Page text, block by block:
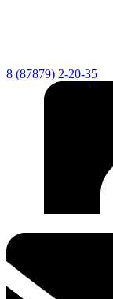
8 (87879) 2-20-35